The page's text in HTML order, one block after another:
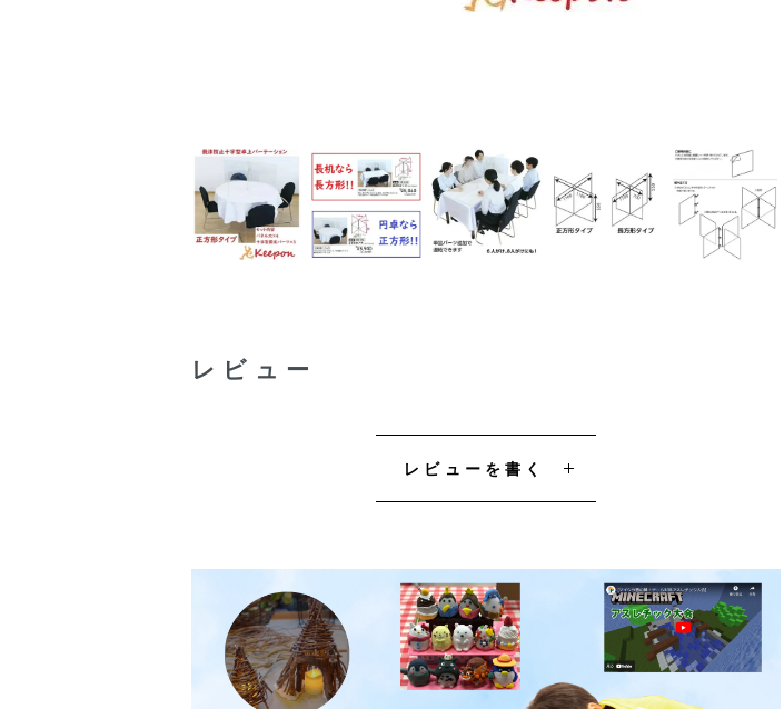
レビュー
レビューを書く